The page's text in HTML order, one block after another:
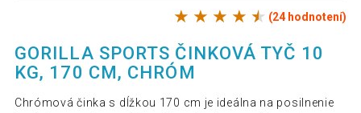
(24 hodnotení)
GORILLA SPORTS ČINKOVÁ TYČ 10
KG, 170 CM, CHRÓM
Chrómová činka s dĺžkou 170 cm je ideálna na posilnenie